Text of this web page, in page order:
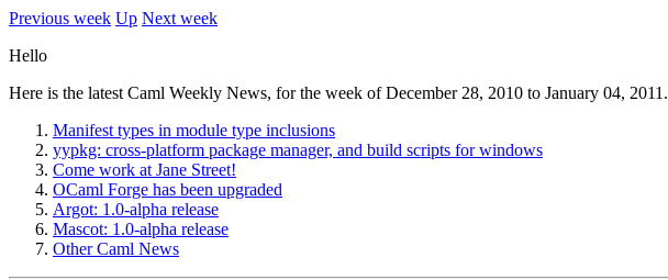
Previous week Up Next week
Hello
Here is the latest Caml Weekly News, for the week of December 28, 2010 to January 04, 2011.
Manifest types in module type inclusions
yypkg: cross-platform package manager, and build scripts for windows
Come work at Jane Street!
OCaml Forge has been upgraded
Argot: 1.0-alpha release
Mascot: 1.0-alpha release
Other Caml News